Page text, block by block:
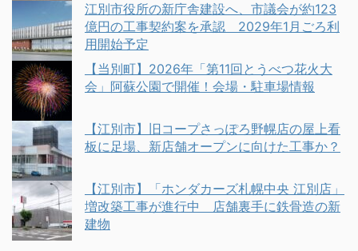
江別市役所の新庁舎建設へ、市議会が約123
億円の工事契約案を承認 2029年1月ごろ利
用開始予定
【当別町】2026年「第11回とうべつ花火大
会」阿蘇公園で開催！会場・駐車場情報
【江別市】旧コープさっぽろ野幌店の屋上看
板に足場、新店舗オープンに向けた工事か？
【江別市】「ホンダカーズ札幌中央 江別店」
増改築工事が進行中 店舗裏手に鉄骨造の新
建物